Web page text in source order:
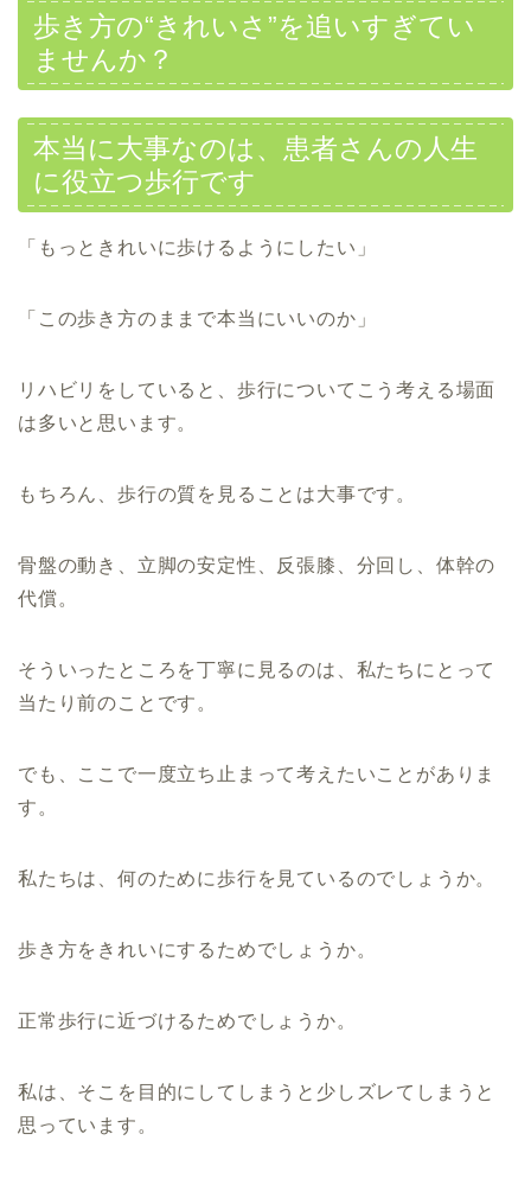
歩き方の“きれいさ”を追いすぎてい
ませんか？
本当に大事なのは、患者さんの人生
に役立つ歩行です
「もっときれいに歩けるようにしたい」
「この歩き方のままで本当にいいのか」
リハビリをしていると、歩行についてこう考える場面
は多いと思います。
もちろん、歩行の質を見ることは大事です。
骨盤の動き、立脚の安定性、反張膝、分回し、体幹の
代償。
そういったところを丁寧に見るのは、私たちにとって
当たり前のことです。
でも、ここで一度立ち止まって考えたいことがありま
す。
私たちは、何のために歩行を見ているのでしょうか。
歩き方をきれいにするためでしょうか。
正常歩行に近づけるためでしょうか。
私は、そこを目的にしてしまうと少しズレてしまうと
思っています。